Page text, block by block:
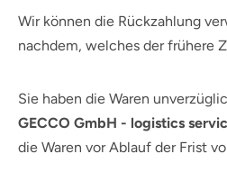
Wir können die Rückzahlung
nachdem, welches der frühere
Sie haben die Waren
GECCO GmbH - logistics
die Waren vor Ablauf der Frist